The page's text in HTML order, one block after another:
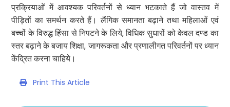
प्रक्रियाओं में आवश्यक परिवर्तनों से ध्यान भटकाते हैं जो वास्तव में
पीड़ितों का समर्थन करते हैं। लैंगिक समानता बढ़ाने तथा महिलाओं एवं
बच्चों के विरुद्ध हिंसा से निपटने के लिये, विधिक सुधारों को केवल दण्ड का
स्तर बढ़ाने के बजाय शिक्षा, जागरूकता और प्रणालीगत परिवर्तनों पर ध्यान
केंद्रित करना चाहिये।
Print This Article